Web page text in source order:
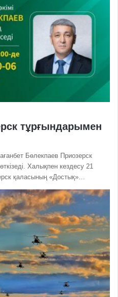
тұрғындарымен
Бөлекпаев Приозерск
Халықпен кездесу 21
қаласының «Достық»…